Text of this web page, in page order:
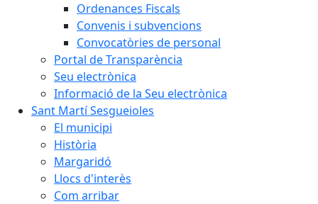
Ordenances Fiscals
Convenis i subvencions
Convocatòries de personal
Portal de Transparència
Seu electrònica
Informació de la Seu electrònica
Sant Martí Sesgueioles
El municipi
Història
Margaridó
Llocs d'interès
Com arribar